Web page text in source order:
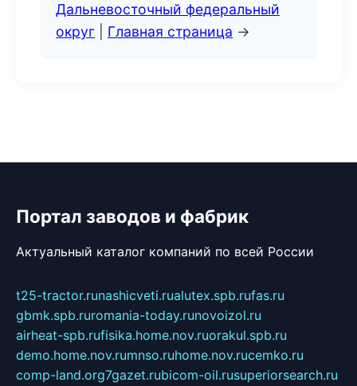
Дальневосточный федеральный
округ
Главная страница →
Портал заводов и фабрик
Актуальный каталог компаний по всей России
t25-tractor.runashicveti.rualutex.spb.rufas.ru
gbmk.spb.ruromania-today.runovoizol.ru
airheat-spb.rufisika.home.nov.ruorakul.spb.ru
demo.home.nov.rumnso.ruhome.nov.rucemko.ru
comp-land.org7gazet.rubicom-oil.rusuperiorsearch.ru